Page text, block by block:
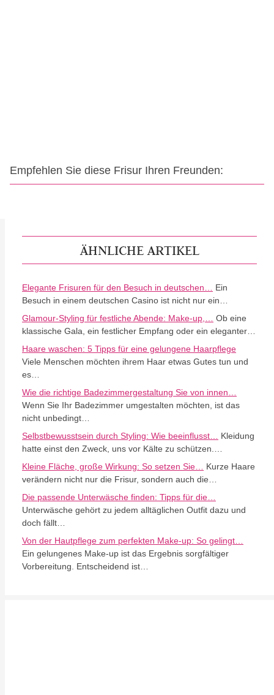
Empfehlen Sie diese Frisur Ihren Freunden:
ÄHNLICHE ARTIKEL
Elegante Frisuren für den Besuch in deutschen…
Ein
Besuch in einem deutschen Casino ist nicht nur ein…
Glamour-Styling für festliche Abende: Make-up,…
Ob eine
klassische Gala, ein festlicher Empfang oder ein eleganter…
Haare waschen: 5 Tipps für eine gelungene Haarpflege
Viele Menschen möchten ihrem Haar etwas Gutes tun und
es…
Wie die richtige Badezimmergestaltung Sie von innen…
Wenn Sie Ihr Badezimmer umgestalten möchten, ist das
nicht unbedingt…
Selbstbewusstsein durch Styling: Wie beeinflusst…
Kleidung
hatte einst den Zweck, uns vor Kälte zu schützen.…
Kleine Fläche, große Wirkung: So setzen Sie…
Kurze Haare
verändern nicht nur die Frisur, sondern auch die…
Die passende Unterwäsche finden: Tipps für die…
Unterwäsche gehört zu jedem alltäglichen Outfit dazu und
doch fällt…
Von der Hautpflege zum perfekten Make-up: So gelingt…
Ein gelungenes Make-up ist das Ergebnis sorgfältiger
Vorbereitung. Entscheidend ist…